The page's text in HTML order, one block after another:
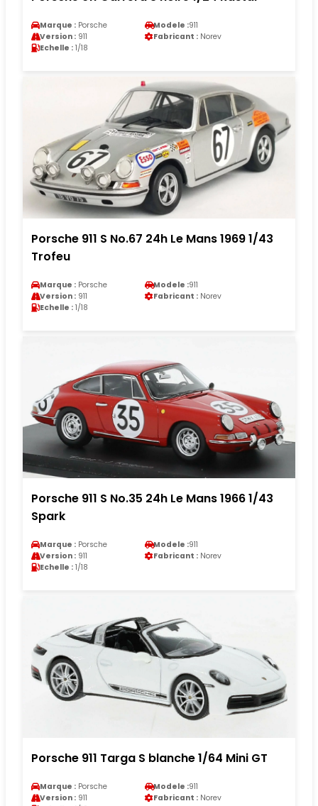
Marque : Porsche Modele :911
Version : 911 Fabricant : Norev
Echelle : 1/18
Porsche 911 S No.67 24h Le Mans 1969 1/43
Trofeu
Marque : Porsche Modele :911
Version : 911 Fabricant : Norev
Echelle : 1/18
Porsche 911 S No.35 24h Le Mans 1966 1/43
Spark
Marque : Porsche Modele :911
Version : 911 Fabricant : Norev
Echelle : 1/18
Porsche 911 Targa S blanche 1/64 Mini GT
Marque : Porsche Modele :911
Version : 911 Fabricant : Norev